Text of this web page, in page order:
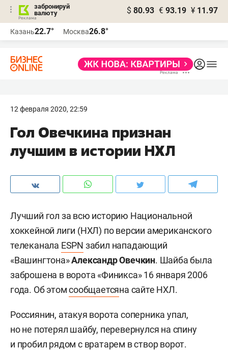
забронируй
валюту
$ 80.93 € 93.19 ¥ 11.97
Казань22.7° Москва26.8°
12 февраля 2020, 22:59
Гол Овечкина признан
лучшим в истории НХЛ
Лучший гол за всю историю Национальной
хоккейной лиги (НХЛ) по версии американского
телеканала ESPN забил нападающий
«Вашингтона»Александр Овечкин. Шайба была
заброшена в ворота «Финикса» 16 января 2006
года. Об этомсообщаетсяна сайте НХЛ.
Россиянин, атакуя ворота соперника упал,
но не потерял шайбу, перевернулся на спину
и пробил рядом с вратарем в створ ворот.